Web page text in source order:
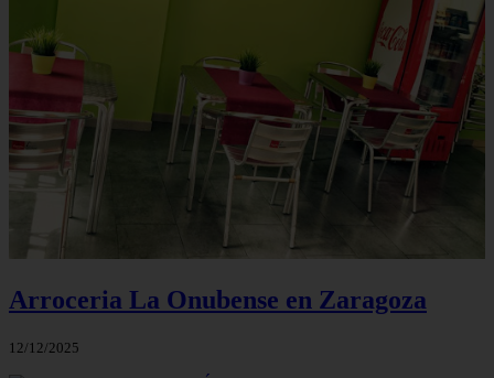
Arroceria La Onubense en Zaragoza
12/12/2025